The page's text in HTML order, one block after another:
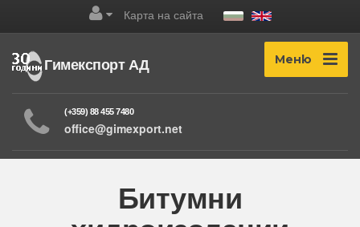
Карта на сайта
Гимекспорт АД Меню
(+359) 88 455 7480
office@gimexport.net
Битумни